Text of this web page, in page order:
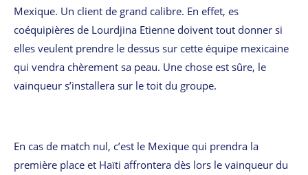
Mexique. Un client de grand calibre. En effet, es
coéquipières de Lourdjina Etienne doivent tout donner si
elles veulent prendre le dessus sur cette équipe mexicaine
qui vendra chèrement sa peau. Une chose est sûre, le
vainqueur s’installera sur le toit du groupe.
En cas de match nul, c’est le Mexique qui prendra la
première place et Haïti affrontera dès lors le vainqueur du